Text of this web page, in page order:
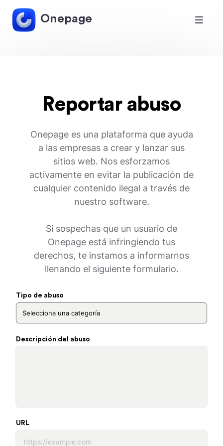
Onepage
Reportar abuso
Onepage es una plataforma que ayuda
a las empresas a crear y lanzar sus
sitios web. Nos esforzamos
activamente en evitar la publicación de
cualquier contenido ilegal a través de
nuestro software.
Si sospechas que un usuario de
Onepage está infringiendo tus
derechos, te instamos a informarnos
llenando el siguiente formulario.
Tipo de abuso
Descripción del abuso
URL